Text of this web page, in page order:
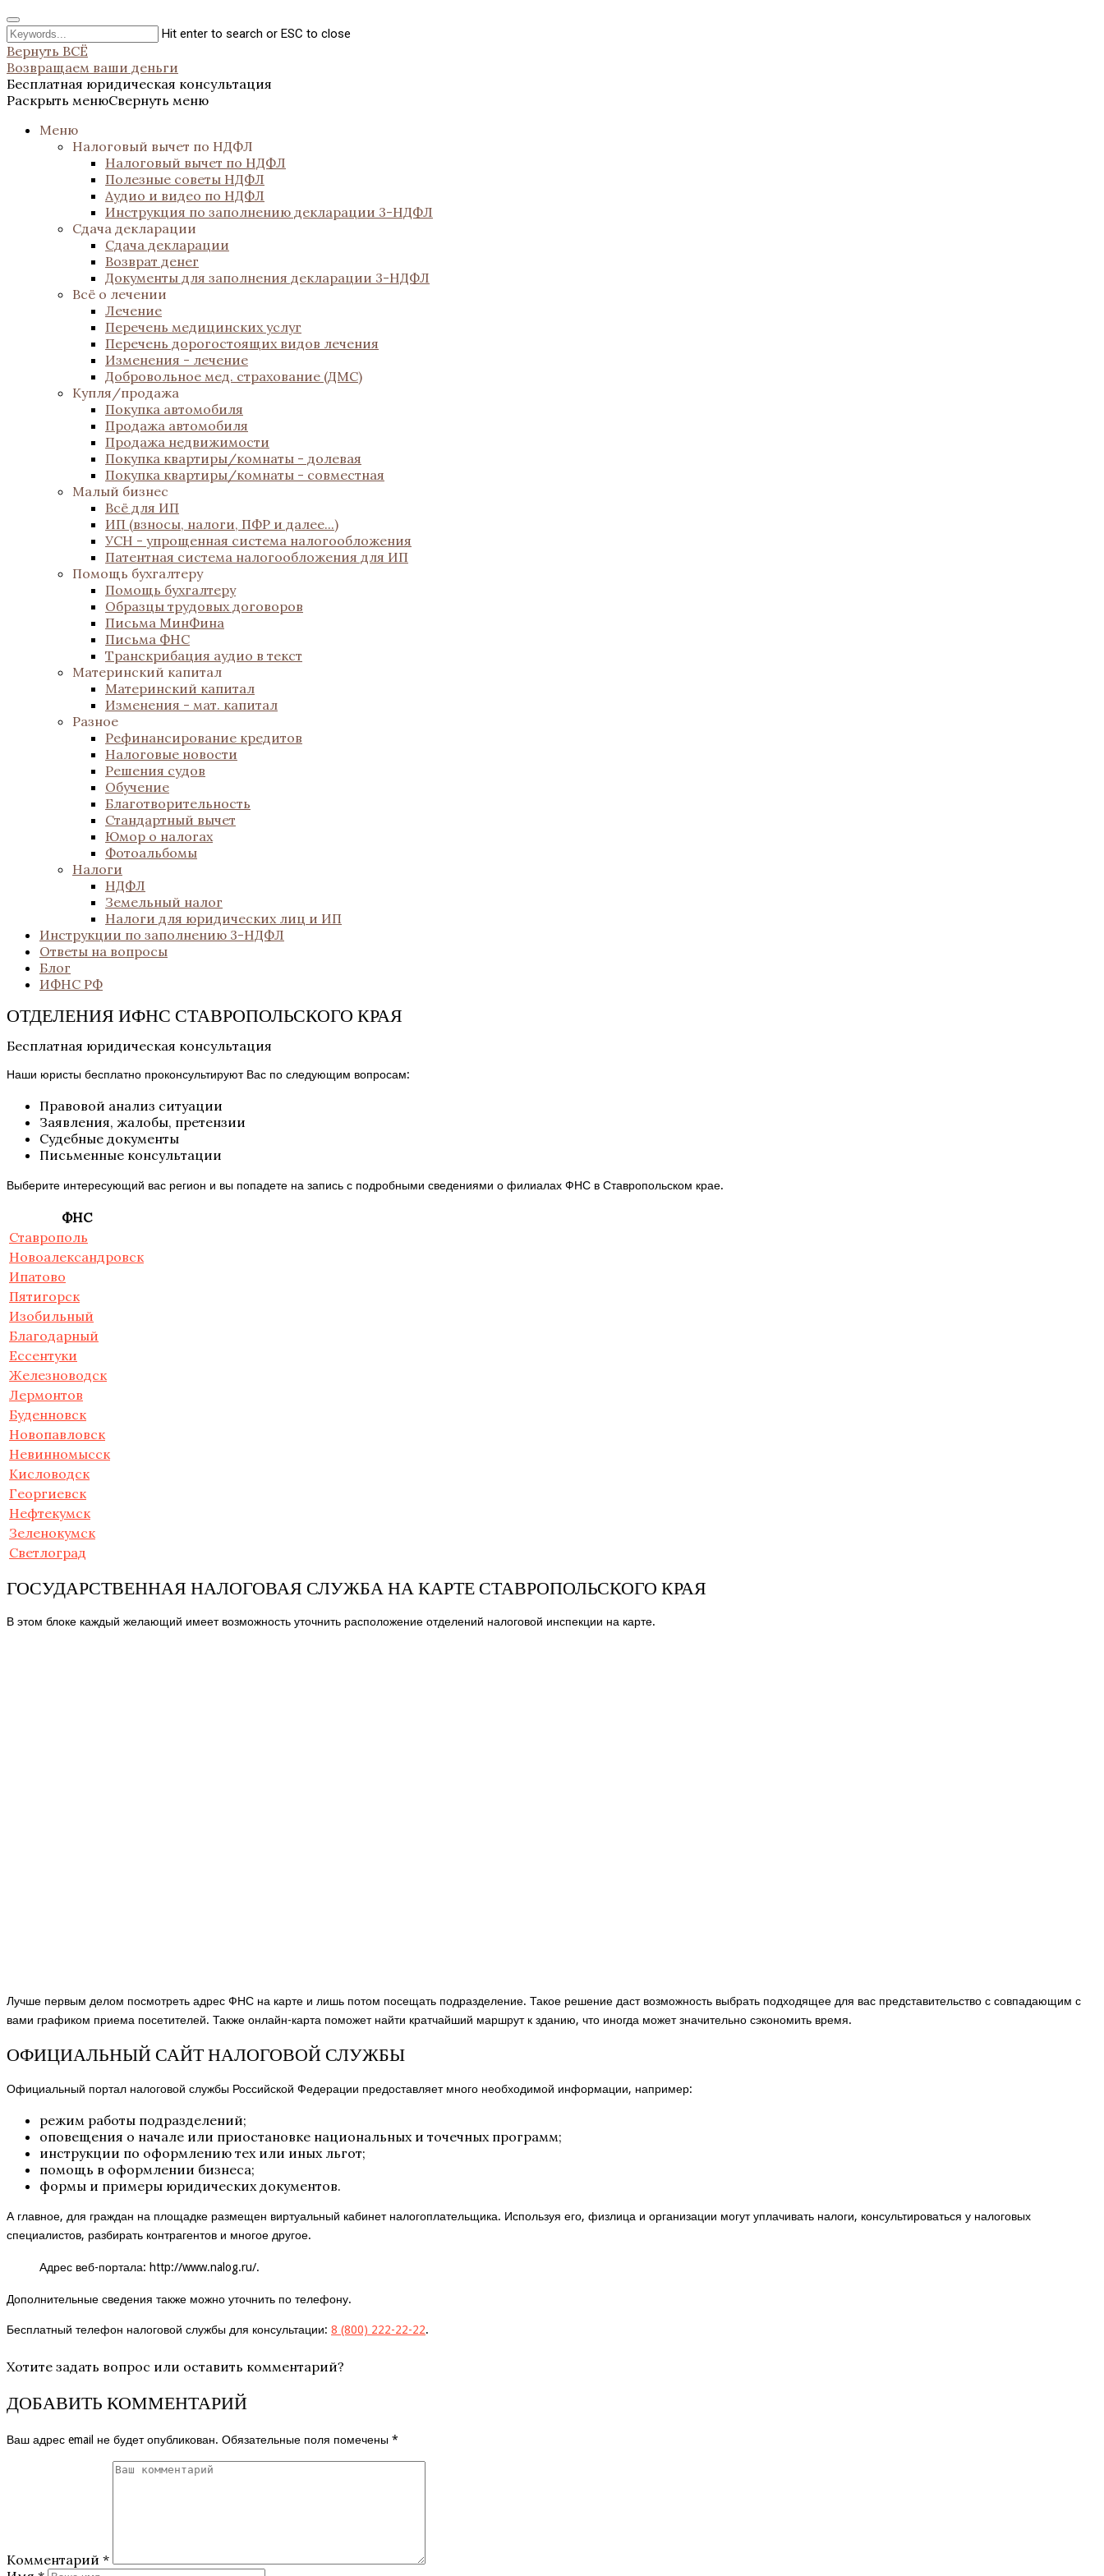
Hit enter to search or ESC to close
Вернуть ВСЁ
Возвращаем ваши деньги
Бесплатная юридическая консультация
Раскрыть менюСвернуть меню
Меню
Налоговый вычет по НДФЛ
Налоговый вычет по НДФЛ
Полезные советы НДФЛ
Аудио и видео по НДФЛ
Инструкция по заполнению декларации 3-НДФЛ
Сдача декларации
Сдача декларации
Возврат денег
Документы для заполнения декларации 3-НДФЛ
Всё о лечении
Лечение
Перечень медицинских услуг
Перечень дорогостоящих видов лечения
Изменения - лечение
Добровольное мед. страхование (ДМС)
Купля/продажа
Покупка автомобиля
Продажа автомобиля
Продажа недвижимости
Покупка квартиры/комнаты - долевая
Покупка квартиры/комнаты - совместная
Малый бизнес
Всё для ИП
ИП (взносы, налоги, ПФР и далее...)
УСН - упрощенная система налогообложения
Патентная система налогообложения для ИП
Помощь бухгалтеру
Помощь бухгалтеру
Образцы трудовых договоров
Письма МинФина
Письма ФНС
Транскрибация аудио в текст
Материнский капитал
Материнский капитал
Изменения - мат. капитал
Разное
Рефинансирование кредитов
Налоговые новости
Решения судов
Обучение
Благотворительность
Стандартный вычет
Юмор о налогах
Фотоальбомы
Налоги
НДФЛ
Земельный налог
Налоги для юридических лиц и ИП
Инструкции по заполнению 3-НДФЛ
Ответы на вопросы
Блог
ИФНС РФ
ОТДЕЛЕНИЯ ИФНС СТАВРОПОЛЬСКОГО КРАЯ
Бесплатная юридическая консультация
Наши юристы бесплатно проконсультируют Вас по следующим вопросам:
Правовой анализ ситуации
Заявления, жалобы, претензии
Судебные документы
Письменные консультации
Выберите интересующий вас регион и вы попадете на запись с подробными сведениями о филиалах ФНС в Ставропольском крае.
ФНС
Ставрополь
Новоалександровск
Ипатово
Пятигорск
Изобильный
Благодарный
Ессентуки
Железноводск
Лермонтов
Буденновск
Новопавловск
Невинномысск
Кисловодск
Георгиевск
Нефтекумск
Зеленокумск
Светлоград
ГОСУДАРСТВЕННАЯ НАЛОГОВАЯ СЛУЖБА НА КАРТЕ СТАВРОПОЛЬСКОГО КРАЯ
В этом блоке каждый желающий имеет возможность уточнить расположение отделений налоговой инспекции на карте.
Лучше первым делом посмотреть адрес ФНС на карте и лишь потом посещать подразделение. Такое решение даст возможность выбрать подходящее для вас представительство с совпадающим с
вами графиком приема посетителей. Также онлайн-карта поможет найти кратчайший маршрут к зданию, что иногда может значительно сэкономить время.
ОФИЦИАЛЬНЫЙ САЙТ НАЛОГОВОЙ СЛУЖБЫ
Официальный портал налоговой службы Российской Федерации предоставляет много необходимой информации, например:
режим работы подразделений;
оповещения о начале или приостановке национальных и точечных программ;
инструкции по оформлению тех или иных льгот;
помощь в оформлении бизнеса;
формы и примеры юридических документов.
А главное, для граждан на площадке размещен виртуальный кабинет налогоплательщика. Используя его, физлица и организации могут уплачивать налоги, консультироваться у налоговых
специалистов, разбирать контрагентов и многое другое.
Адрес веб-портала: http://www.nalog.ru/.
Дополнительные сведения также можно уточнить по телефону.
Бесплатный телефон налоговой службы для консультации: 8 (800) 222-22-22.
Хотите задать вопрос или оставить комментарий?
ДОБАВИТЬ КОММЕНТАРИЙ
Ваш адрес email не будет опубликован. Обязательные поля помечены *
Комментарий *